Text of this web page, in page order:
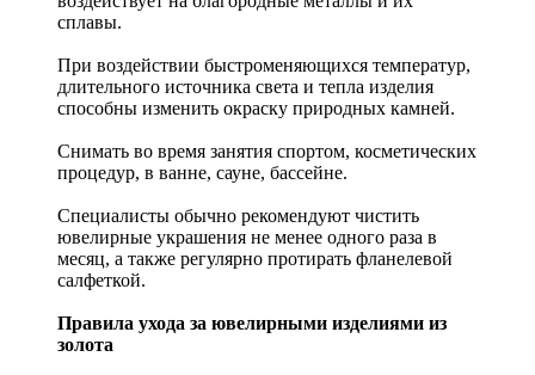
сплавы.
При воздействии быстроменяющихся температур,
длительного источника света и тепла изделия
способны изменить окраску природных камней.
Снимать во время занятия спортом, косметических
процедур, в ванне, сауне, бассейне.
Специалисты обычно рекомендуют чистить
ювелирные украшения не менее одного раза в
месяц, а также регулярно протирать фланелевой
салфеткой.
Правила ухода за ювелирными изделиями из
золота